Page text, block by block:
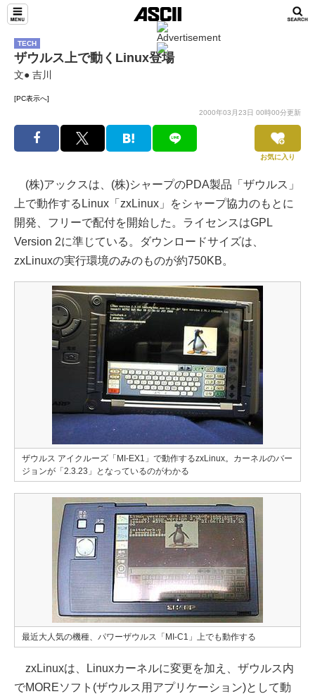
TECH
ザウルス上で動くLinux登場
文● 吉川
[PC表示へ]
2000年03月23日 00時00分更新
お気に入り
(株)アックスは、(株)シャープのPDA製品「ザウルス」
上で動作するLinux「zxLinux」をシャープ協力のもとに
開発、フリーで配付を開始した。ライセンスはGPL
Version 2に準じている。ダウンロードサイズは、
zxLinuxの実行環境のみのものが約750KB。
ザウルス アイクルーズ「MI-EX1」で動作するzxLinux。カーネルのバー
ジョンが「2.3.23」となっているのがわかる
最近大人気の機種、パワーザウルス「MI-C1」上でも動作する
zxLinuxは、Linuxカーネルに変更を加え、ザウルス内
でMOREソフト(ザウルス用アプリケーション)として動